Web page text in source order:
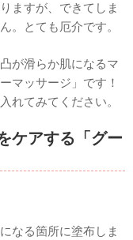
ますが、できてしま
。とても厄介です。
が滑らか肌になるマ
マッサージ」です！
れてみてください。
ケアする「グー
なる箇所に塗布しま